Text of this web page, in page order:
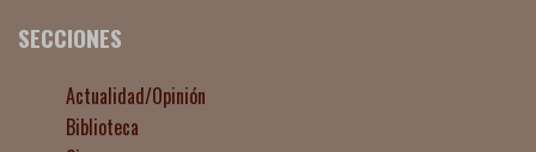
SECCIONES
Actualidad/Opinión
Biblioteca